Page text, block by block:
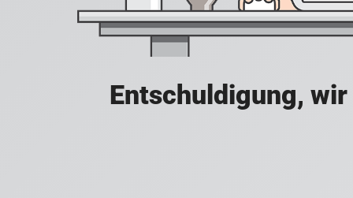
Entschuldigung,